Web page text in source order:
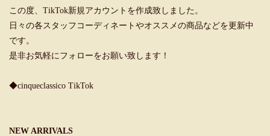
この度、TikTok新規アカウントを作成致しました。
日々の各スタッフコーディネートやオススメの商品などを更新中
です。
是非お気軽にフォローをお願い致します！
◆cinqueclassico TikTok
NEW ARRIVALS